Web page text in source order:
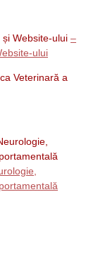
–
ului
Veterinară a